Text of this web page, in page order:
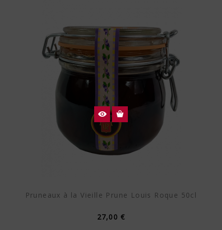
Pruneaux à la Vieille Prune Louis Roque 50cl
27,00 €